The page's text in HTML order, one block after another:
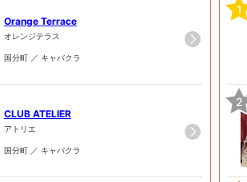
Orange Terrace
オレンジテラス
国分町 ／ キャバクラ
CLUB ATELIER
アトリエ
国分町 ／ キャバクラ
1
2